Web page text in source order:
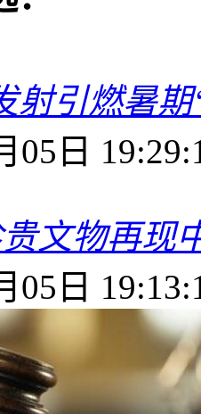
射引燃暑
05日
文物再现
05日